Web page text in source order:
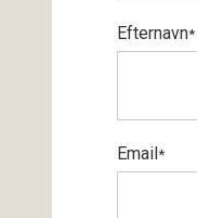
Efternavn*
Email*